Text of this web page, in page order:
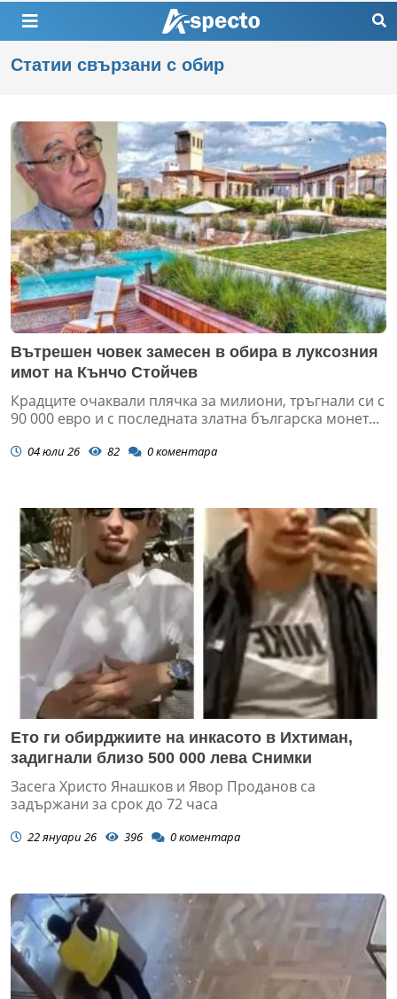
Статии свързани с обир
Вътрешен човек замесен в обира в луксозния
имот на Кънчо Стойчев
Крадците очаквали плячка за милиони, тръгнали си с
90 000 евро и с последната златна българска монет...
04 юли 26 82 0коментара
Ето ги обирджиите на инкасото в Ихтиман,
задигнали близо 500 000 лева Снимки
Засега Христо Янашков и Явор Проданов са
задържани за срок до 72 часа
22 януари 26 396 0коментара